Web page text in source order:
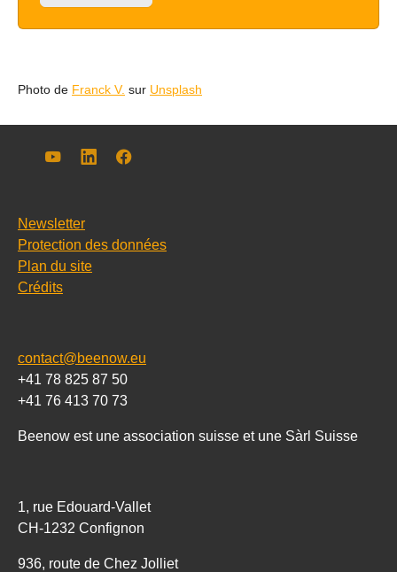
Photo de Franck V. sur Unsplash
YouTubeLinkedInFacebook
Newsletter
Protection des données
Plan du site
Crédits
contact@beenow.eu
+41 78 825 87 50
+41 76 413 70 73
Beenow est une association suisse et une Sàrl Suisse
1, rue Edouard-Vallet
CH-1232 Confignon
936, route de Chez Jolliet